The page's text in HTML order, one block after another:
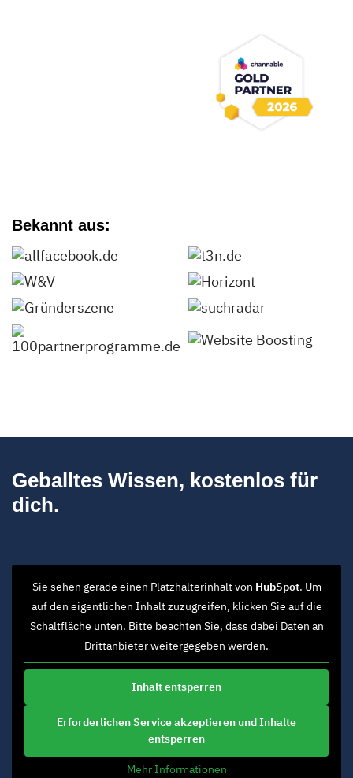
Bekannt aus:
Geballtes Wissen, kostenlos für
dich.
Sie sehen gerade einen Platzhalterinhalt von HubSpot. Um
auf den eigentlichen Inhalt zuzugreifen, klicken Sie auf die
Schaltfläche unten. Bitte beachten Sie, dass dabei Daten an
Drittanbieter weitergegeben werden.
Inhalt entsperren
Erforderlichen Service akzeptieren und Inhalte
entsperren
Mehr Informationen